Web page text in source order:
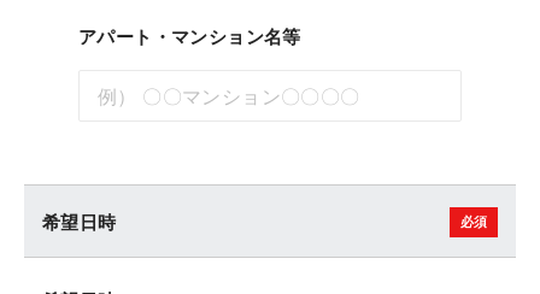
アパート・マンション名等
希望日時